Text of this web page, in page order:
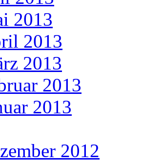
2013
2013
2013
2013
2013
2012